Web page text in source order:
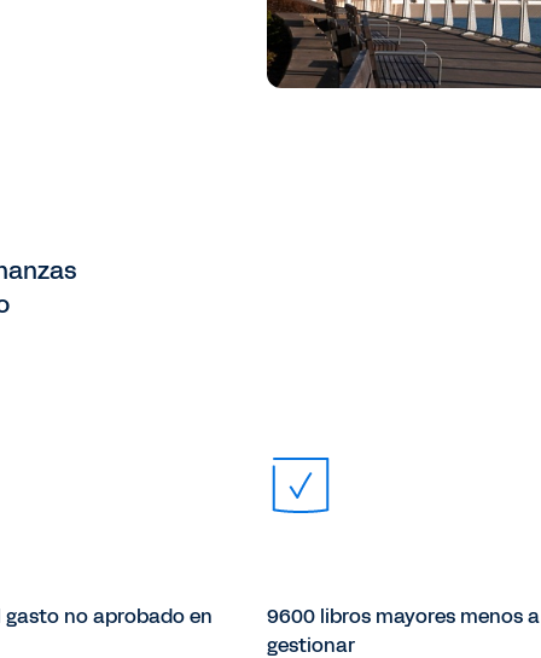
gasto no aprobado en
9600 libros mayores menos a
gestionar